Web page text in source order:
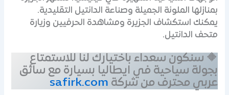
بمنازلها الملونة الجميلة وصناعة الدانتيل التقليدية.
يمكنك استكشاف الجزيرة ومشاهدة الحرفيين وزيارة
متحف الدانتيل.
🔶 سنكون سعداء باختيارك لنا للاستمتاع
بجولة سياحية في ايطاليا بسيارة مع سائق
عربي محترف من شركة safirk.com